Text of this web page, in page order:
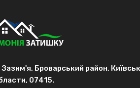
Зазим'я, Броварський район,
07415.